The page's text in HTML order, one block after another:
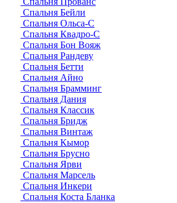
Спальня Бейли
Спальня Ольса-С
Спальня Квадро-С
Спальня Бон Вояж
Спальня Рандеву
Спальня Бетти
Спальня Айно
Спальня Брамминг
Спальня Дания
Спальня Классик
Спальня Бридж
Спальня Винтаж
Спальня Кымор
Спальня Брусно
Спальня Ярви
Спальня Марсель
Спальня Инкери
Спальня Коста Бланка